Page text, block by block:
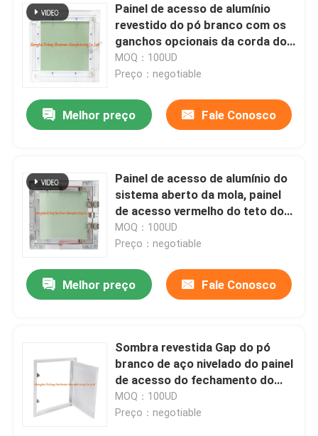
Casa
Produtos
Painel de acesso de alumínio
revestido do pó branco com os
ganchos opcionais da corda do
quadro de alumínio para tetos e
parede
MOQ：100UD
Preço：negotiable
Melhor preço Fale Conosco
Painel de acesso de alumínio do
sistema aberto da mola, painel
de acesso vermelho do teto do
Drywall do gancho
MOQ：100UD
Preço：negotiable
Melhor preço Fale Conosco
Sombra revestida Gap do pó
branco de aço nivelado do painel
de acesso do fechamento do
impulso do quadro
MOQ：100UD
Preço：negotiable